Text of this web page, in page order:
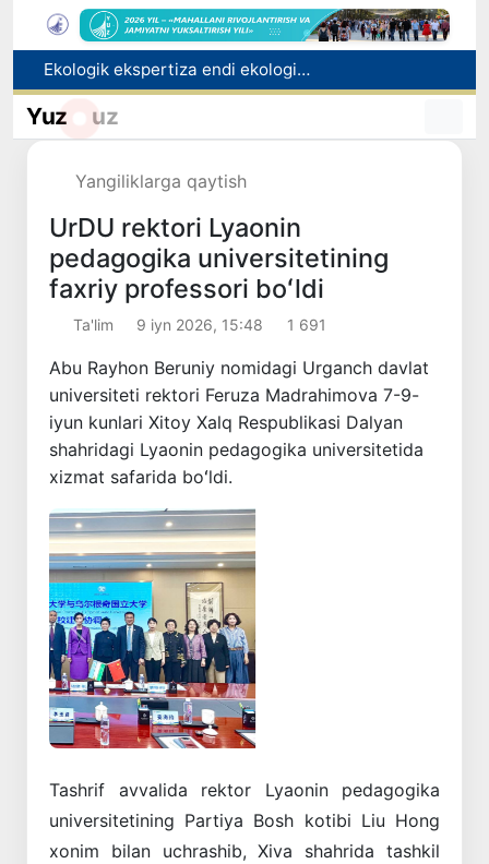
Ekologik ekspertiza endi ekologik xavflarni oldindan boshqarish tizimiga aylanadi
Dam olish kunlari Oʻzbekistonda havo 42 darajagacha isiydi
Yuz uz
Yangiliklarga qaytish
UrDU rektori Lyаonin
pedagogika universitetining
faxriy professori boʻldi
Ta'lim 9 iyn 2026, 15:48 1 691
Abu Rayhon Beruniy nomidagi Urganch davlat
universiteti rektori Feruza Madrahimova 7-9-
iyun kunlari Xitoy Xalq Respublikasi Dalyan
shahridagi Lyaonin pedagogika universitetida
xizmat safarida boʻldi.
Oldingi
Tashrif avvalida rektor Lyaonin pedagogika
universitetining Partiya Bosh kotibi Liu Hong
xonim bilan uchrashib, Xiva shahrida tashkil